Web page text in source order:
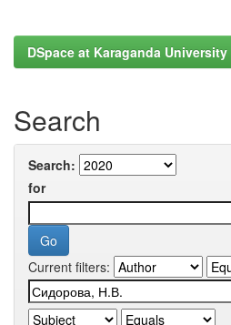
DSpace at Karaganda
Search
Search:
for
Current filters: